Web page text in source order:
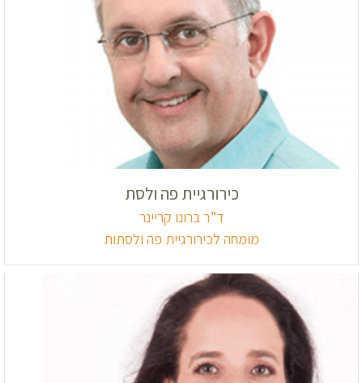
כירורגיית פה ולסת
ד”ר ברונו קריינר
מומחה לכירורגיית פה ולסתות